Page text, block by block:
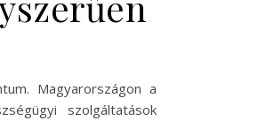
Magyarországon a
szolgáltatások